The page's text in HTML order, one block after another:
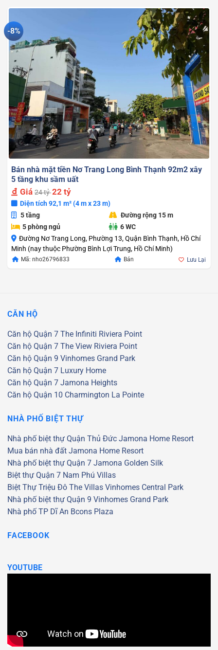
là:
-8%
Bán nhà mặt tiền Nơ Trang Long Bình Thạnh 92m2 xây
5 tầng khu sầm uất
Giá24 tỷ22 tỷ
Diện tích 92,1 m² (4 m x 23 m)
5 tầng
Đường rộng 15 m
5 phòng ngủ
6 WC
Đường Nơ Trang Long, Phường 13, Quận Bình Thạnh, Hồ Chí
Minh (nay thuộc Phường Bình Lợi Trung, Hồ Chí Minh)
Mã: nho26796833 Bán
Giá
gốc
Giá
hiện
Lưu Lại
CĂN HỘ
Căn hộ Quận 7 The Infiniti Riviera Point
Căn hộ Quận 7 The View Riviera Point
Căn hộ Quận 9 Vinhomes Grand Park
Căn hộ Quận 7 Luxury Home
Căn hộ Quận 7 Jamona Heights
Căn hộ Quận 10 Charmington La Pointe
NHÀ PHỐ BIỆT THỰ
Nhà phố biệt thự Quận Thủ Đức Jamona Home Resort
Mua bán nhà đất Jamona Home Resort
Nhà phố biệt thự Quận 7 Jamona Golden Silk
Biệt thự Quận 7 Nam Phú Villas
Biệt Thự Triệu Đô The Villas Vinhomes Central Park
Nhà phố biệt thự Quận 9 Vinhomes Grand Park
Nhà phố TP Dĩ An Bcons Plaza
FACEBOOK
YOUTUBE